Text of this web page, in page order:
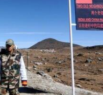
சீனா:
12:28 pm